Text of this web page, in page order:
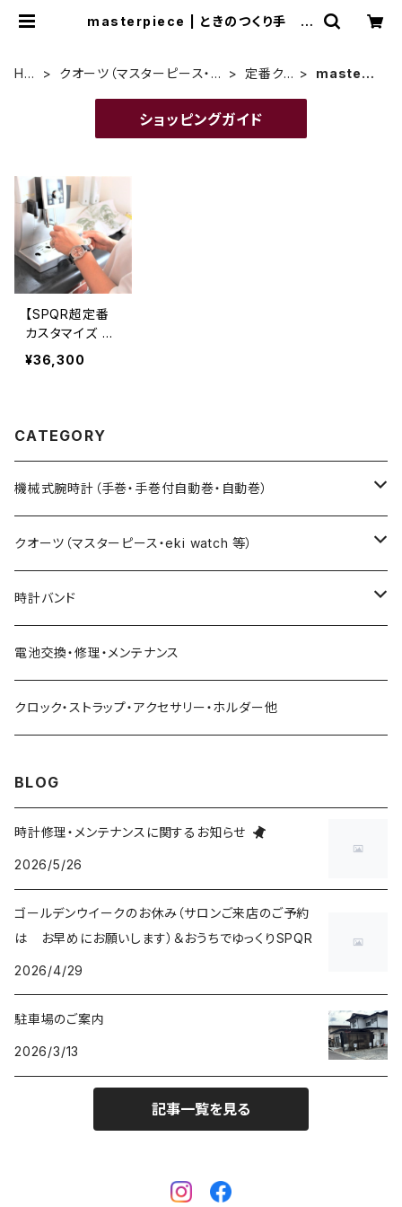
masterpiece | ときのつくり手 時
HO
クオーツ（マスターピース・e
定番ク
masterp
ショッピングガイド
【SPQR超定番
カスタマイズ ウ
ォッチ】 20年目
にして待望のメ
要で長さ調整超
簡単 ステンレス
無垢バンド・SO
MESレザー・NA
字盤は5色
¥36,300
CATEGORY
機械式腕時計（手巻・手巻付自動巻・自動巻）
藤原和博プロデュース（限定モデル）
限定モデル
urushi kiso 機械式
中仙道モデル
手巻腕時計 THE SPQR
限定モデル
五十嵐威暢デザイン
手巻提げ SUPERIORE（スーペリオーレ）
Ventuno pr パワーリザーブ
Ventuno pr-nc パワーリザーブノンカレ
Ventuno ss スモールセコンド
Ventuno st ストレート
Ventuno fs
Ubud 機械式
自動巻デイデイト Ventuno dd
earth watch
OUTLET
クオーツ（マスターピース・eki watch 等）
限定モデル
藤原和博プロデュース（限定）
定番クオーツ
masterpiece dd
THE SPQR LQ
Ubud クオーツ
eki watch
sapporo star watch
DUAL TIME 12+24
提げ時計
NURSE WATCH（ナースウオッチ）
TASCHETTA（タスケッタ）
PULSE WATCH（パルスウオッチ）
POCKET CHRONO（ポケットクロノ）
Da Vinch（ダ・ヴィンチ）
時計バンド
クロコダイル（20・18・17・14mm）
SOMESレザー・シート革（20・18・17・14ｍｍ）
手巻・漆機械式・有田焼機械式用（20mm）
arita ism ss・urushi ss（20mm）
マスターピース用（18ｍｍ）
eki ・starwatch37用（20mm）
電池交換・修理・メンテナンス
クロック・ストラップ・アクセサリー・ホルダー他
BLOG
時計修理・メンテナンスに関するお知らせ
2026/5/26
ゴールデンウイークのお休み（サロンご来店のご予約
は お早めにお願いします）＆おうちでゆっくりSPQR
2026/4/29
駐車場のご案内
2026/3/13
記事一覧を見る